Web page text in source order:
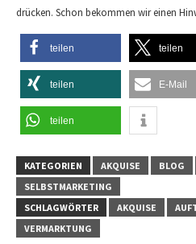
drücken. Schon bekommen wir einen
teilen teilen
teilen E-Mail
teilen
KATEGORIEN AKQUISE BLOG
SELBSTMARKETING
SCHLAGWÖRTER
AKQUISE
VERMARKTUNG